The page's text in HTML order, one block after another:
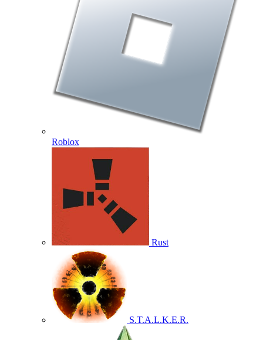
Roblox
Rust
S.T.A.L.K.E.R.